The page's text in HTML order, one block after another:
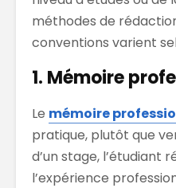
méthodes de
conventions varient
1. Mémoire
Le mémoire
pratique, plutôt que
d’un stage, l’étudiant
l’expérience